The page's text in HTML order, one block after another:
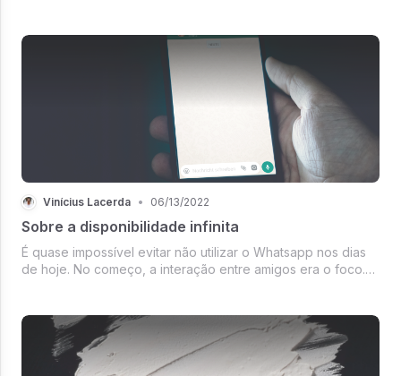
Mas notei al...
Vinícius Lacerda • 06/13/2022
Sobre a disponibilidade infinita
É quase impossível evitar não utilizar o Whatsapp nos dias
de hoje. No começo, a interação entre amigos era o foco.
comida, marcar corte ...